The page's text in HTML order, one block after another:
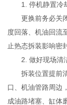
1. 停机静置冷
更换前务必关闭
度回落、机油回流
止热态拆装影响密
2. 做好现场清
拆装位置提前清
口、机油管路周边
成油路堵塞、缸体